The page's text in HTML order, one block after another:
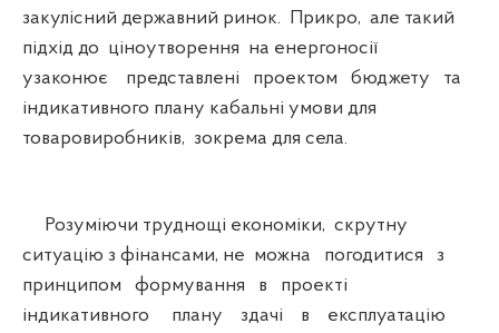
закулісний державний ринок. Прикро, але такий
підхід до ціноутворення на енергоносії
узаконює представлені проектом бюджету та
індикативного плану кабальні умови для
товаровиробників, зокрема для села.
Розуміючи труднощі економіки, скрутну
ситуацію з фінансами, не можна погодитися з
принципом формування в проекті
індикативного плану здачі в експлуатацію